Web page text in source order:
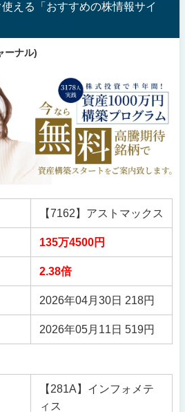
える「おすすめの株情報サイ
ーナル)
【7162】アストマックス
135万4500円
2.38倍
2026年04月30日 218円
2026年05月11日 519円
【281A】インフォメテ
ィス